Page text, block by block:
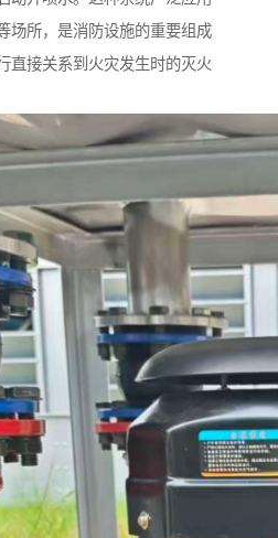
场所，是消防设施的重要组成
直接关系到火灾发生时的灭火